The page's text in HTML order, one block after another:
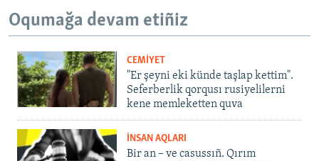
Oqumağa devam etiñiz
CEMİYET
"Er şeyni eki künde taşlap kettim".
Seferberlik qorqusı rusiyelilerni
kene memleketten quva
İNSAN AQLARI
Bir an – ve casussıñ. Qırım